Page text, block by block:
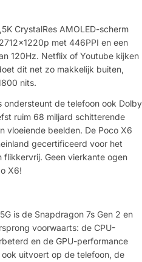
CrystalRes AMOLED-scherm
met 446PPI en een
120Hz. Netflix of Youtube kijken
dit net zo makkelijk buiten,
nits.
de telefoon ook Dolby
ruim 68 miljard schitterende
vloeiende beelden. De Poco X6
gecertificeerd voor het
flikkervrij. Geen vierkante ogen
X6!
is de Snapdragon 7s Gen 2 en
voorwaarts: de CPU-
en de GPU-performance
ook uitvoert op de telefoon, de